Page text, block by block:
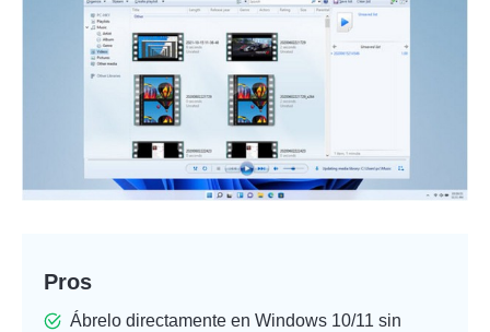
Pros
Ábrelo directamente en Windows 10/11 sin